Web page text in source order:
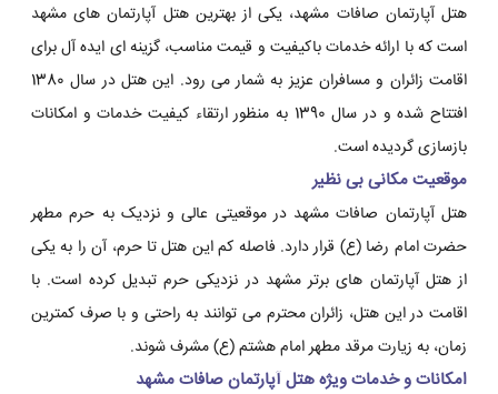
هتل آپارتمان صافات مشهد، یکی از بهترین هتل آپارتمان های مشهد
است که با ارائه خدمات باکیفیت و قیمت مناسب، گزینه ای ایده آل برای
اقامت زائران و مسافران عزیز به شمار می رود. این هتل در سال 1380
افتتاح شده و در سال 1390 به منظور ارتقاء کیفیت خدمات و امکانات
بازسازی گردیده است.
موقعیت مکانی بی نظیر
هتل آپارتمان صافات مشهد در موقعیتی عالی و نزدیک به حرم مطهر
حضرت امام رضا (ع) قرار دارد. فاصله کم این هتل تا حرم، آن را به یکی
از هتل آپارتمان های برتر مشهد در نزدیکی حرم تبدیل کرده است. با
اقامت در این هتل، زائران محترم می توانند به راحتی و با صرف کمترین
زمان، به زیارت مرقد مطهر امام هشتم (ع) مشرف شوند.
امکانات و خدمات ویژه هتل آپارتمان صافات مشهد